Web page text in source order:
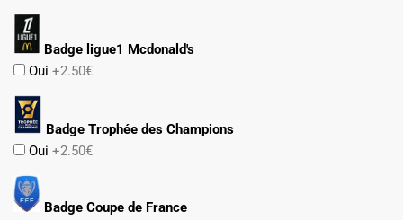
Badge ligue1 Mcdonald's
Oui +2.50€
Badge Trophée des Champions
Oui +2.50€
Badge Coupe de France